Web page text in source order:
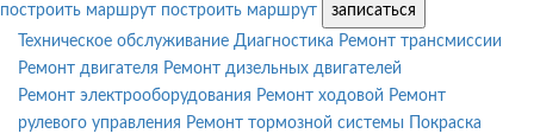
построить маршрут построить маршрут
записаться
Техническое обслуживание Диагностика Ремонт трансмиссии
Ремонт двигателя Ремонт дизельных двигателей
Ремонт электрооборудования Ремонт ходовой Ремонт
рулевого управления Ремонт тормозной системы
Покраска